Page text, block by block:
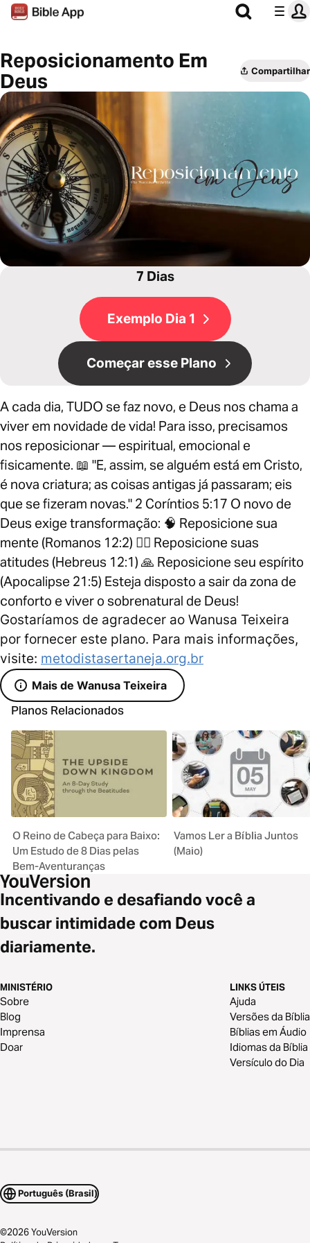
Reposicionamento Em
Deus
Compartilhar
7 Dias
Exemplo Dia 1
Começar esse Plano
A cada dia, TUDO se faz novo, e Deus nos chama a
viver em novidade de vida! Para isso, precisamos
nos reposicionar — espiritual, emocional e
fisicamente. 📖 "E, assim, se alguém está em Cristo,
é nova criatura; as coisas antigas já passaram; eis
que se fizeram novas." 2 Coríntios 5:17 O novo de
Deus exige transformação: 🧠 Reposicione sua
mente (Romanos 12:2) 🚶‍♂️ Reposicione suas
atitudes (Hebreus 12:1) 🙏 Reposicione seu espírito
(Apocalipse 21:5) Esteja disposto a sair da zona de
conforto e viver o sobrenatural de Deus!
Gostaríamos de agradecer ao Wanusa Teixeira
por fornecer este plano. Para mais informações,
visite: metodistasertaneja.org.br
Mais de Wanusa Teixeira
Planos Relacionados
O Reino de Cabeça para Baixo:
Um Estudo de 8 Dias pelas
Bem-Aventuranças
Vamos Ler a Bíblia Juntos
(Maio)
Incentivando e desafiando você a
buscar intimidade com Deus
diariamente.
MINISTÉRIO
Sobre
Blog
Imprensa
Doar
LINKS ÚTEIS
Ajuda
Versões da Bíblia
Bíblias em Áudio
Idiomas da Bíblia
Versículo do Dia
Português (Brasil)
©2026YouVersion